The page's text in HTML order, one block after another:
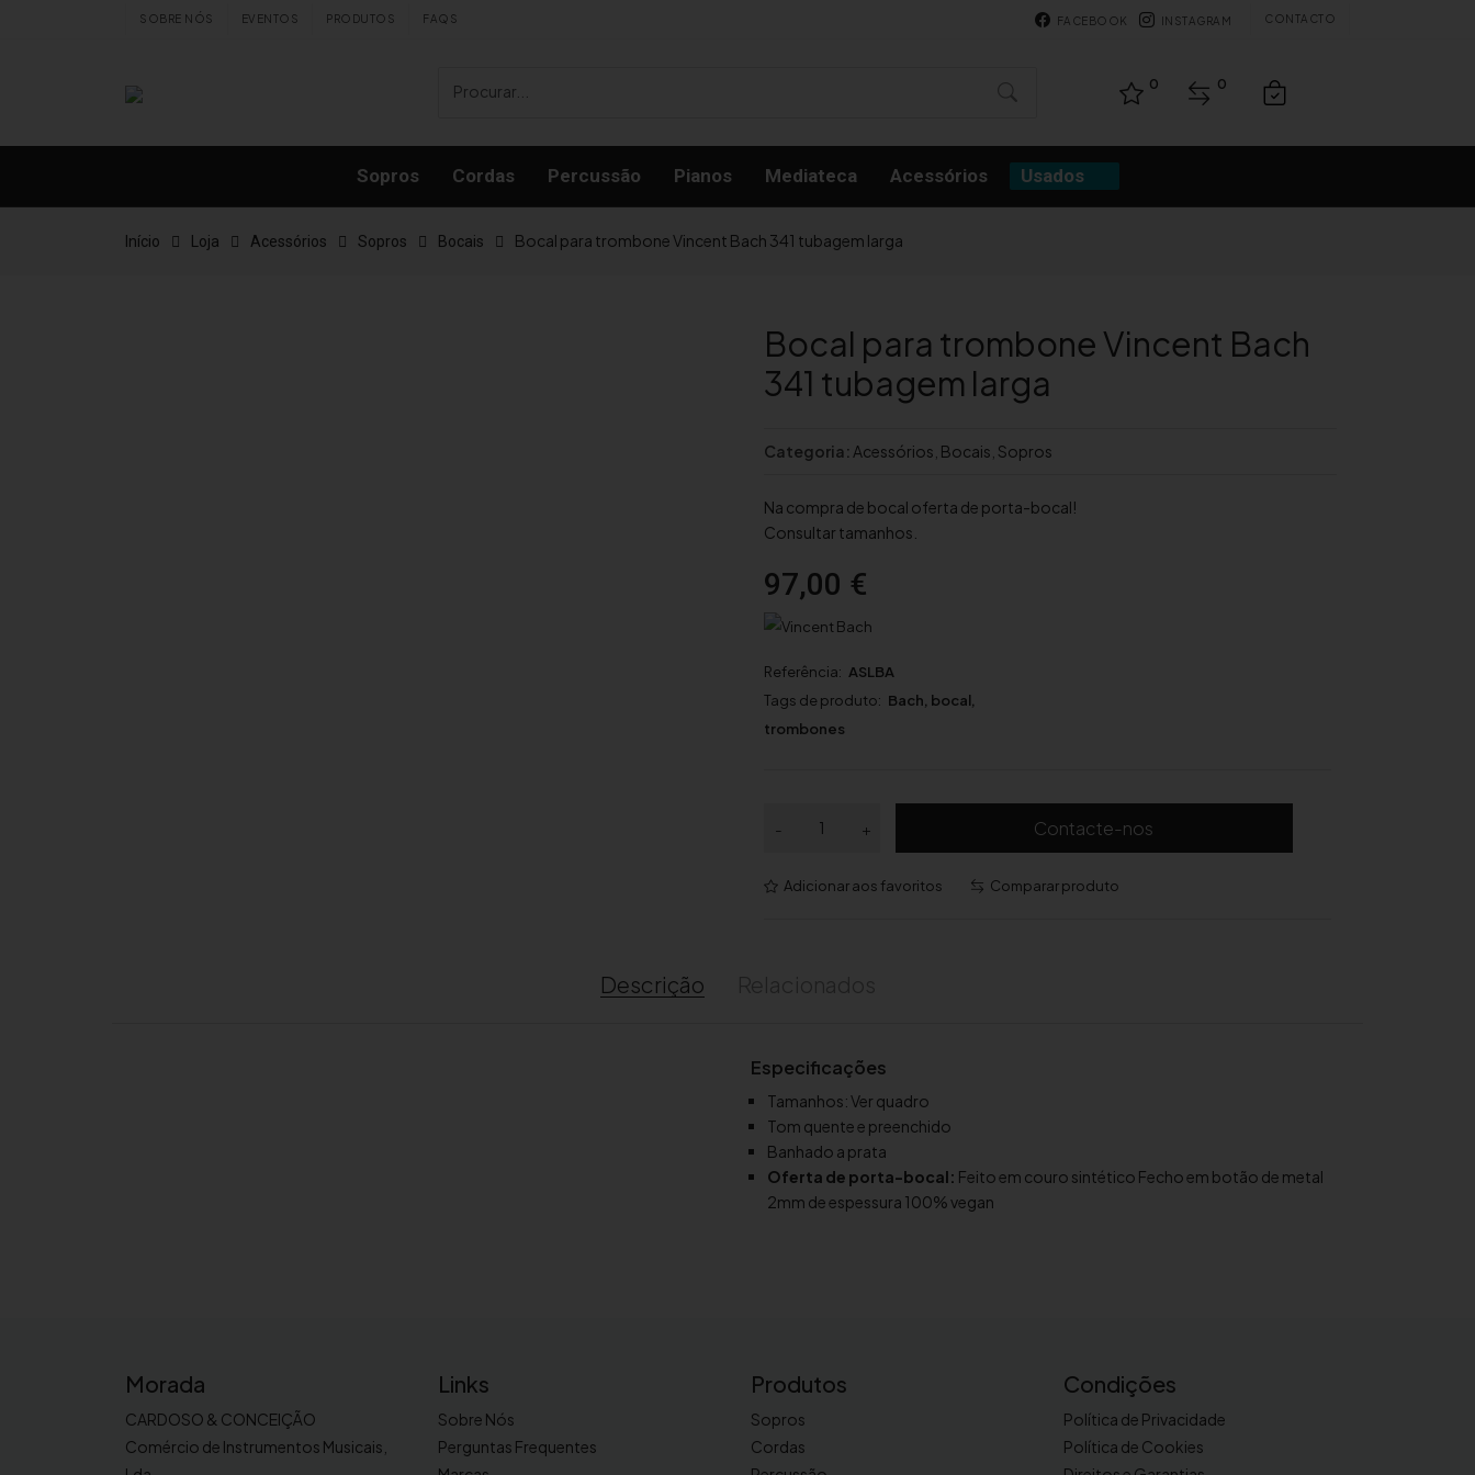
SOBRE NÓS EVENTOS PRODUTOS FAQS FACEBOOK INSTAGRAM CONTACTO
0 0
Sopros Cordas Percussão Pianos Mediateca Acessórios Usados
Início Loja Acessórios Sopros Bocais Bocal para trombone Vincent Bach 341 tubagem larga
Bocal para trombone Vincent Bach
341 tubagem larga
Categoria: Acessórios Bocais Sopros
Na compra de bocal oferta de porta-bocal!
Consultar tamanhos.
97,00 €
Referência: ASLBA
Tags de produto: Bach, bocal,
trombones
-
n
d
e
B
o
c
a
r
o
m
+ Contacte-nos
Adicionar aos favoritos Comparar produto
Descrição
Especificações
Tamanhos: Ver quadro
Tom quente e preenchido
Banhado a prata
Oferta de porta-bocal: Feito em couro sintético Fecho em botão de metal
2mm de espessura 100% vegan
Morada
CARDOSO & CONCEIÇÃO
Comércio de Instrumentos Musicais,
Links
Sobre Nós
Perguntas Frequentes
Produtos
Sopros
Cordas
Condições
Política de Privacidade
Política de Cookies